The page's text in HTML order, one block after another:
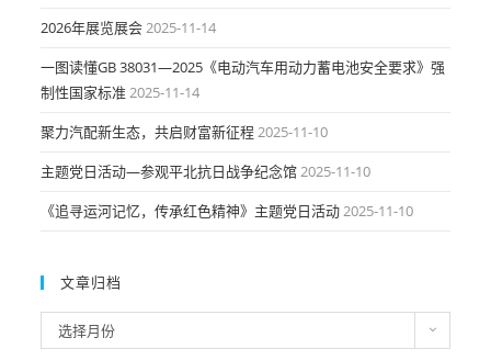
2026年展览展会2025-11-14
一图读懂GB 38031—2025《电动汽车用动力蓄电池安全要求》强
制性国家标准2025-11-14
聚力汽配新生态，共启财富新征程2025-11-10
主题党日活动—参观平北抗日战争纪念馆2025-11-10
《追寻运河记忆，传承红色精神》主题党日活动2025-11-10
文章归档
章
选择月份